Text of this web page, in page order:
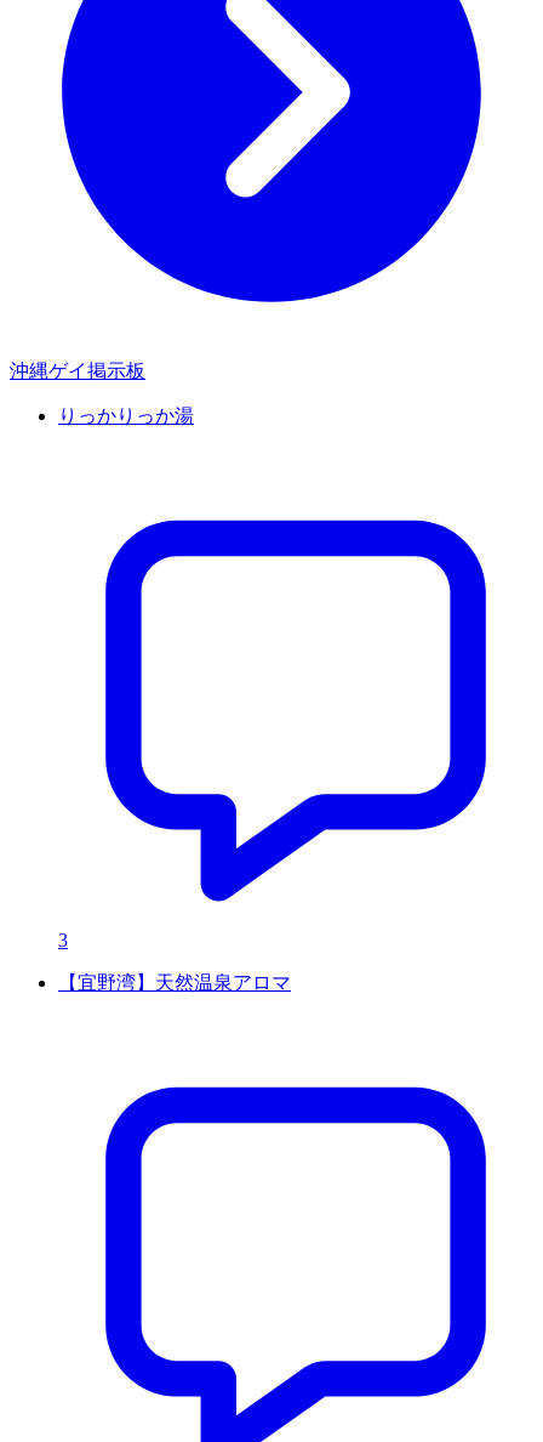
沖縄ゲイ掲示板
りっかりっか湯
3
【宜野湾】天然温泉アロマ